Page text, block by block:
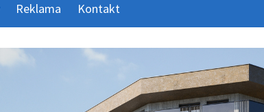
Reklama Kontakt